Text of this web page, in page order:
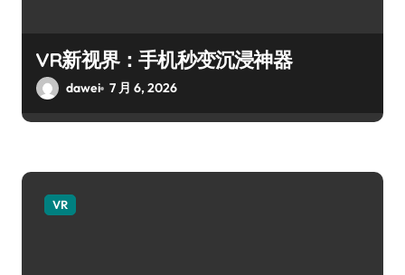
VR新视界：手机秒变沉浸神器
dawei 7 月 6, 2026
VR